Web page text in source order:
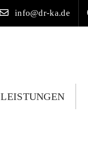
info@dr-ka.de
LEISTUNGEN